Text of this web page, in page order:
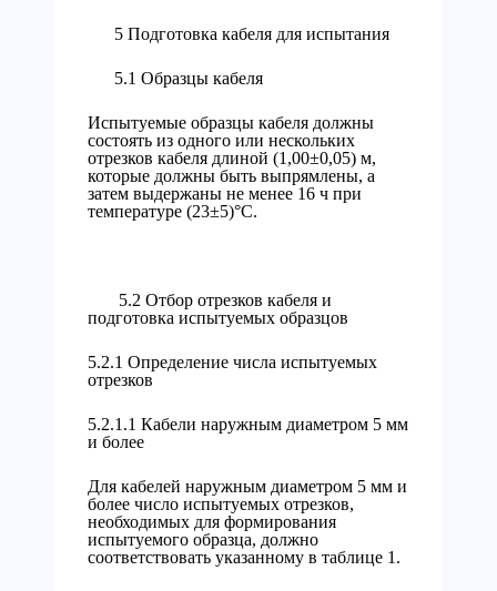
5 Подготовка кабеля для испытания
5.1 Образцы кабеля
Испытуемые образцы кабеля должны
состоять из одного или нескольких
отрезков кабеля длиной (1,00±0,05) м,
которые должны быть выпрямлены, а
затем выдержаны не менее 16 ч при
температуре (23±5)°С.
5.2 Отбор отрезков кабеля и
подготовка испытуемых образцов
5.2.1 Определение числа испытуемых
отрезков
5.2.1.1 Кабели наружным диаметром 5 мм
и более
Для кабелей наружным диаметром 5 мм и
более число испытуемых отрезков,
необходимых для формирования
испытуемого образца, должно
соответствовать указанному в таблице 1.